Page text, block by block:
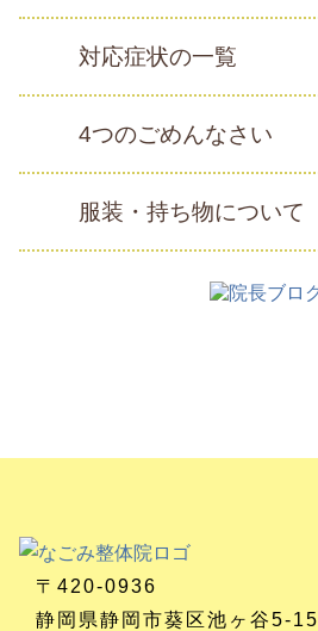
対応症状の一覧
4つのごめんなさい
服装・持ち物について
〒420-0936
静岡県静岡市葵区池ヶ谷5-15